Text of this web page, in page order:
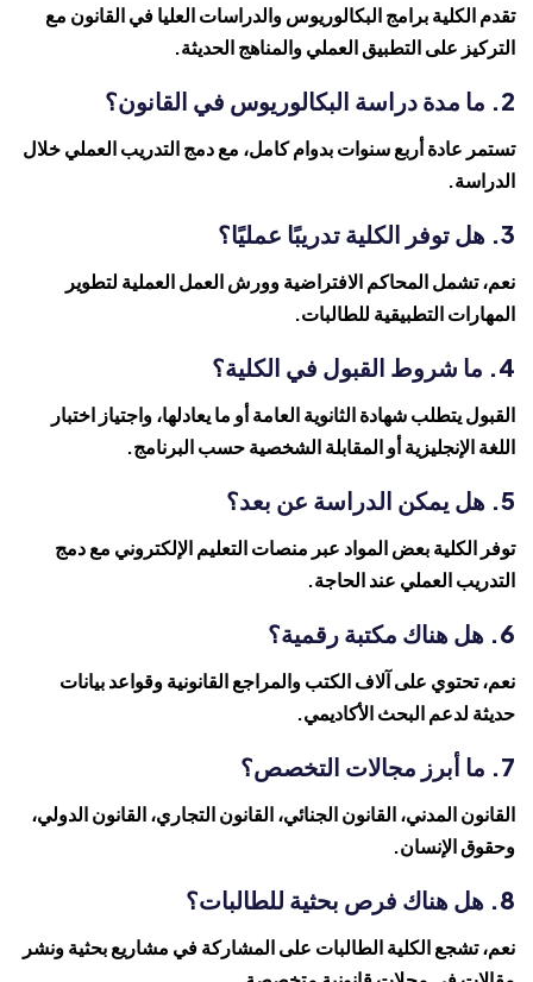
تقدم الكلية برامج البكالوريوس والدراسات العليا في القانون مع
التركيز على التطبيق العملي والمناهج الحديثة.
2. ما مدة دراسة البكالوريوس في القانون؟
تستمر عادة أربع سنوات بدوام كامل، مع دمج التدريب العملي خلال
الدراسة.
3. هل توفر الكلية تدريبًا عمليًا؟
نعم، تشمل المحاكم الافتراضية وورش العمل العملية لتطوير
المهارات التطبيقية للطالبات.
4. ما شروط القبول في الكلية؟
القبول يتطلب شهادة الثانوية العامة أو ما يعادلها، واجتياز اختبار
اللغة الإنجليزية أو المقابلة الشخصية حسب البرنامج.
5. هل يمكن الدراسة عن بعد؟
توفر الكلية بعض المواد عبر منصات التعليم الإلكتروني مع دمج
التدريب العملي عند الحاجة.
6. هل هناك مكتبة رقمية؟
نعم، تحتوي على آلاف الكتب والمراجع القانونية وقواعد بيانات
حديثة لدعم البحث الأكاديمي.
7. ما أبرز مجالات التخصص؟
القانون المدني، القانون الجنائي، القانون التجاري، القانون الدولي،
وحقوق الإنسان.
8. هل هناك فرص بحثية للطالبات؟
نعم، تشجع الكلية الطالبات على المشاركة في مشاريع بحثية ونشر